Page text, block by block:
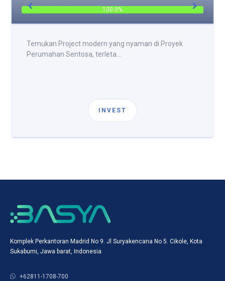
100.0%
Temukan Project modern yang nyaman di Proyek
Perumahan Sentosa, terleta...
INVEST
Komplek Perkantoran Madrid No 9. Jl Suryakencana No 5. Cikole, Kota
Sukabumi, Jawa barat, Indonesia
+62811-1708-700